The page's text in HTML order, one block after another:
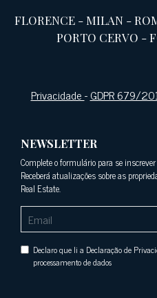
FLORENCE -MILAN -
PORTO CERVO -
Privacidade-GDPR 679/
NEWSLETTER
Complete o formulário para se
Receberá atualizações sobre as
Real Estate.
Declaro que li a Declaração de
processamento de dados